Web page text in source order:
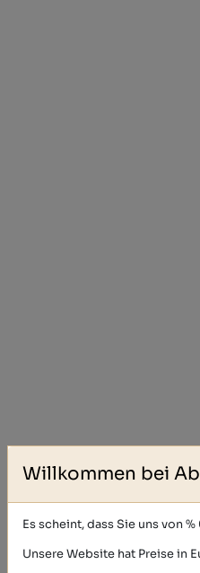
Willkommen bei
Es scheint, dass Sie uns von
Unsere Website hat Preise in